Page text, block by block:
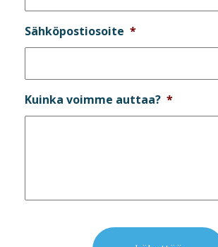
Sähköpostiosoite *
Kuinka voimme auttaa? *